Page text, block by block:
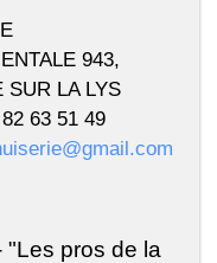
943,
SUR LA LYS
63 51 49
"Les pros de la